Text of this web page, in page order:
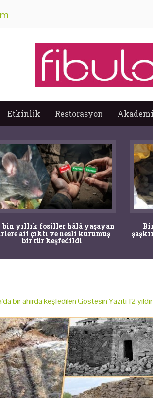
Etkinlik Restorasyon
bin yıllık fosiller hâlâ yaşayan
ait çıktı ve nesli kurumuş
bir tür keşfedildi
bir ahırda keşfedilen Göstesin Yazıtı 12